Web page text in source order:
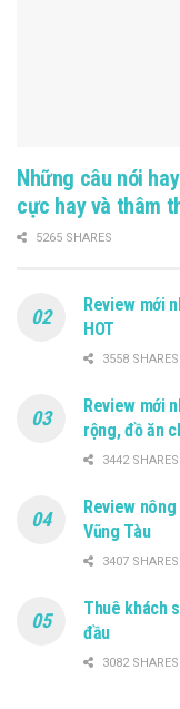
Những câu nói
cực hay và thâm
5265 SHARES
Review mới
HOT
3558 SHARES
Review mới
rộng, đồ ăn
3442 SHARES
Review
Vũng Tàu
3407 SHARES
Thuê khách
đầu
3082 SHARES